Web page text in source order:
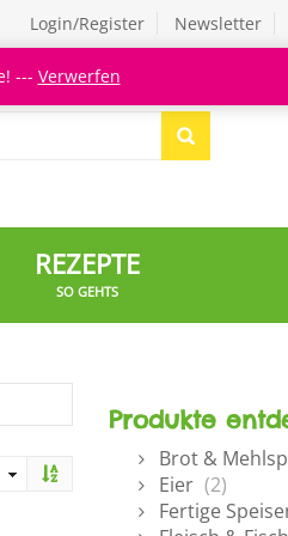
Login/Register Newsletter
REZEPTE
SO GEHTS
Produkte
Brot &
Eier (2)
Fertige
--- Verwerfen